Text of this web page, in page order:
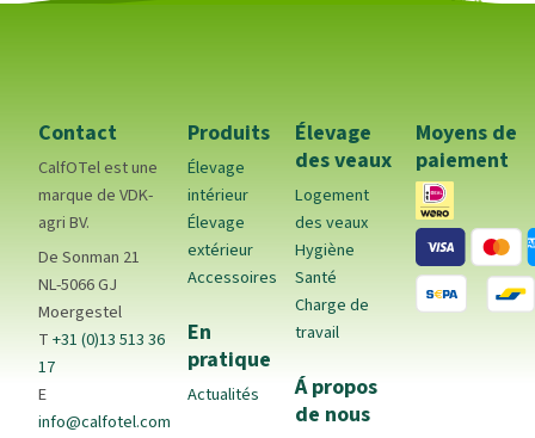
Contact
CalfOTel est une
marque de VDK-
agri BV.
De Sonman 21
NL-5066 GJ
Moergestel
T+31 (0)13 513 36
17
E
info@calfotel.com
Produits
Élevage
intérieur
Élevage
extérieur
Accessoires
En
pratique
Actualités
Élevage
des veaux
Logement
des veaux
Hygiène
Santé
Charge de
travail
Á propos
de nous
Moyens de
paiement